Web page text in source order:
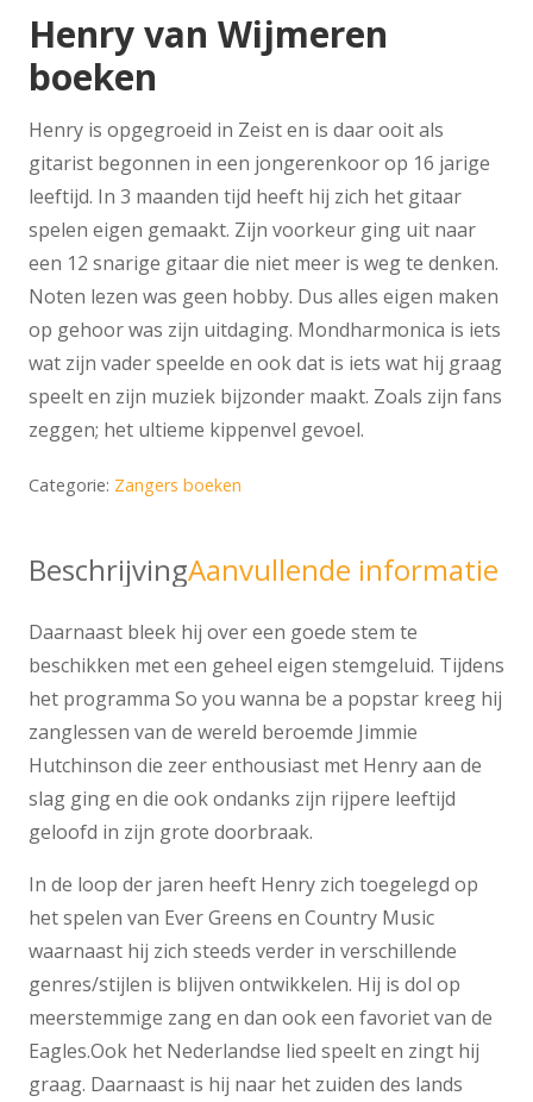
Henry van Wijmeren
boeken
Henry is opgegroeid in Zeist en is daar ooit als
gitarist begonnen in een jongerenkoor op 16 jarige
leeftijd. In 3 maanden tijd heeft hij zich het gitaar
spelen eigen gemaakt. Zijn voorkeur ging uit naar
een 12 snarige gitaar die niet meer is weg te denken.
Noten lezen was geen hobby. Dus alles eigen maken
op gehoor was zijn uitdaging. Mondharmonica is iets
wat zijn vader speelde en ook dat is iets wat hij graag
speelt en zijn muziek bijzonder maakt. Zoals zijn fans
zeggen; het ultieme kippenvel gevoel.
Categorie: Zangers boeken
BeschrijvingAanvullende informatie
Daarnaast bleek hij over een goede stem te
beschikken met een geheel eigen stemgeluid. Tijdens
het programma So you wanna be a popstar kreeg hij
zanglessen van de wereld beroemde Jimmie
Hutchinson die zeer enthousiast met Henry aan de
slag ging en die ook ondanks zijn rijpere leeftijd
geloofd in zijn grote doorbraak.
In de loop der jaren heeft Henry zich toegelegd op
het spelen van Ever Greens en Country Music
waarnaast hij zich steeds verder in verschillende
genres/stijlen is blijven ontwikkelen. Hij is dol op
meerstemmige zang en dan ook een favoriet van de
Eagles.Ook het Nederlandse lied speelt en zingt hij
graag. Daarnaast is hij naar het zuiden des lands